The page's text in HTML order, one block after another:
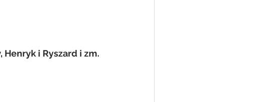
Henryk i Ryszard i zm.